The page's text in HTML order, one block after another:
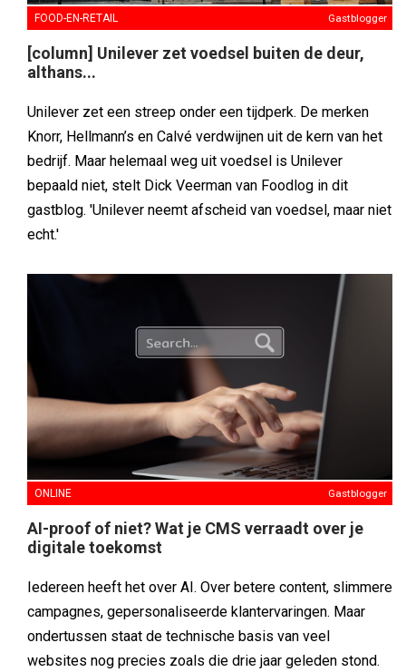
FOOD-EN-RETAIL Gastblogger
[column] Unilever zet voedsel buiten de deur,
althans...
Unilever zet een streep onder een tijdperk. De merken
Knorr, Hellmann’s en Calvé verdwijnen uit de kern van het
bedrijf. Maar helemaal weg uit voedsel is Unilever
bepaald niet, stelt Dick Veerman van Foodlog in dit
gastblog. 'Unilever neemt afscheid van voedsel, maar niet
echt.'
ONLINE Gastblogger
AI-proof of niet? Wat je CMS verraadt over je
digitale toekomst
Iedereen heeft het over AI. Over betere content, slimmere
campagnes, gepersonaliseerde klantervaringen. Maar
ondertussen staat de technische basis van veel
websites nog precies zoals die drie jaar geleden stond.